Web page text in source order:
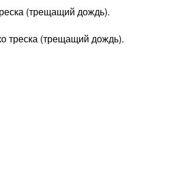
(трещащий дождь).
треска (трещащий дождь).